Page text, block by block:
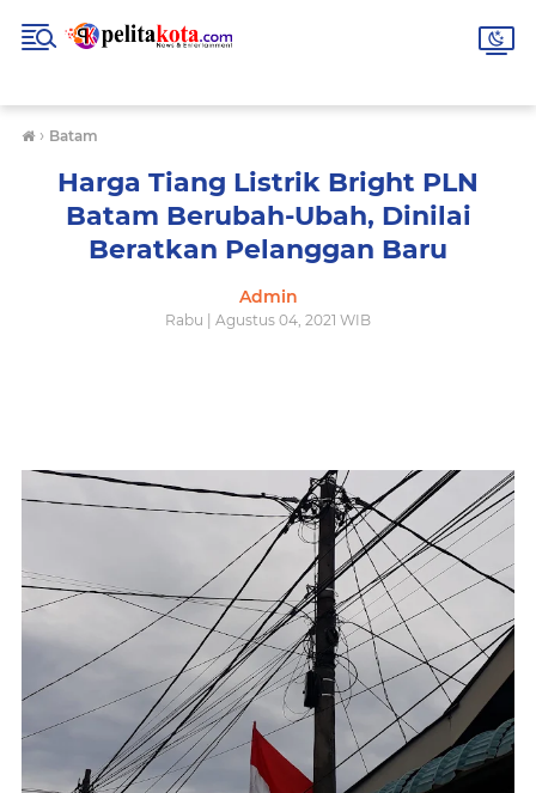
› Batam
Harga Tiang Listrik Bright PLN
Batam Berubah-Ubah, Dinilai
Beratkan Pelanggan Baru
Admin
Rabu | Agustus 04, 2021 WIB